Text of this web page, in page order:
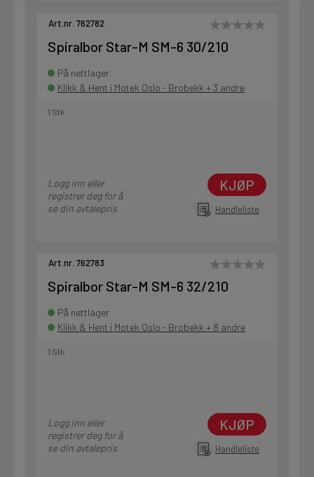
Art.nr. 762782
Spiralbor Star-M SM-6 30/210
På nettlager
Klikk & Hent i Motek Oslo - Brobekk + 3 andre
1 Stk
Logg inn eller
registrer deg for å
se din avtalepris
KJØP
Handleliste
Art.nr. 762783
Spiralbor Star-M SM-6 32/210
På nettlager
Klikk & Hent i Motek Oslo - Brobekk + 8 andre
1 Stk
Logg inn eller
registrer deg for å
se din avtalepris
KJØP
Handleliste